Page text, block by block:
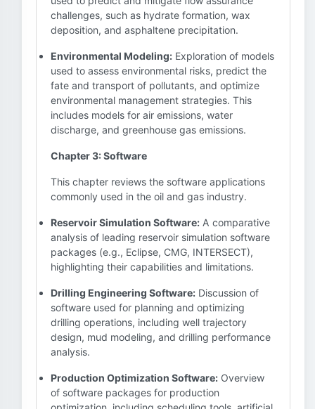
challenges, such as hydrate formation, wax
deposition, and asphaltene precipitation.
Environmental Modeling: Exploration of models
used to assess environmental risks, predict the
fate and transport of pollutants, and optimize
environmental management strategies. This
includes models for air emissions, water
discharge, and greenhouse gas emissions.
Chapter 3: Software
This chapter reviews the software applications
commonly used in the oil and gas industry.
Reservoir Simulation Software: A comparative
analysis of leading reservoir simulation software
packages (e.g., Eclipse, CMG, INTERSECT),
highlighting their capabilities and limitations.
Drilling Engineering Software: Discussion of
software used for planning and optimizing
drilling operations, including well trajectory
design, mud modeling, and drilling performance
analysis.
Production Optimization Software: Overview
of software packages for production